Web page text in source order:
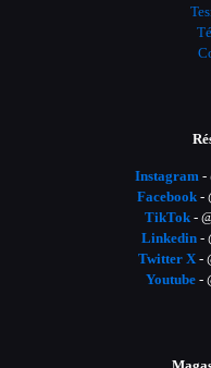
Instagram -
Facebook -
TikTok-
Linkedin-
Twitter X -
Youtube -